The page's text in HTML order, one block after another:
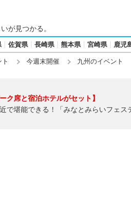
が見つかる。
佐賀県 長崎県 熊本県 宮崎県 鹿児
今週末開催 九州のイベント
ク席と宿泊ホテルがセット】
で堪能できる！「みなとみらいフェス